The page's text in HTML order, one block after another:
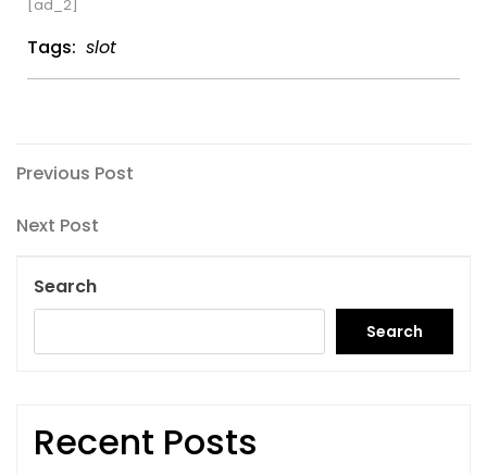
[ad_2]
Tags: slot
Post
navigation
Previous
Previous Post
Next
Next Post
Search
Search
Recent Posts